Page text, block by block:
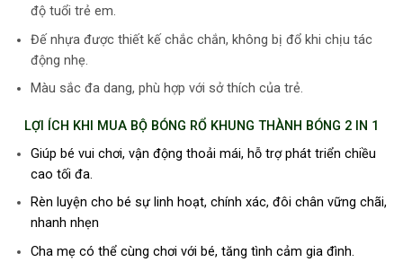
độ tuổi trẻ em.
Đế nhựa được thiết kế chắc chắn, không bị đổ khi chịu tác
động nhẹ.
Màu sắc đa dang, phù hợp với sở thích của trẻ.
LỢI ÍCH KHI MUA BỘ BÓNG RỔ KHUNG THÀNH BÓNG 2 IN 1
Giúp bé vui chơi, vận động thoải mái, hỗ trợ phát triển chiều
cao tối đa.
Rèn luyện cho bé sự linh hoạt, chính xác, đôi chân vững chãi,
nhanh nhẹn
Cha mẹ có thể cùng chơi với bé, tăng tình cảm gia đình.